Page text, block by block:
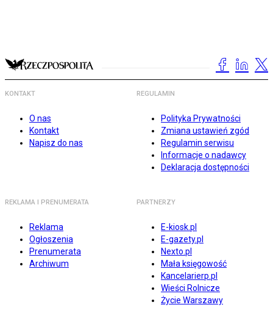
KONTAKT
O nas
Kontakt
Napisz do nas
REGULAMIN
Polityka Prywatności
Zmiana ustawień zgód
Regulamin serwisu
Informacje o nadawcy
Deklaracja dostępności
REKLAMA I PRENUMERATA
Reklama
Ogłoszenia
Prenumerata
Archiwum
PARTNERZY
E-kiosk.pl
E-gazety.pl
Nexto.pl
Mała księgowość
Kancelarierp.pl
Wieści Rolnicze
Życie Warszawy